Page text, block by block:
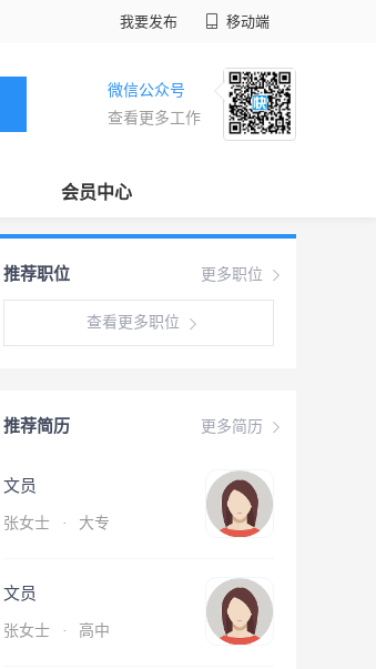
我要发布 移动端
微信公众号
查看更多工作
会员中心
更多职位
推荐职位
查看更多职位
更多简历
推荐简历
文员
张女士 · 大专
文员
张女士 · 高中